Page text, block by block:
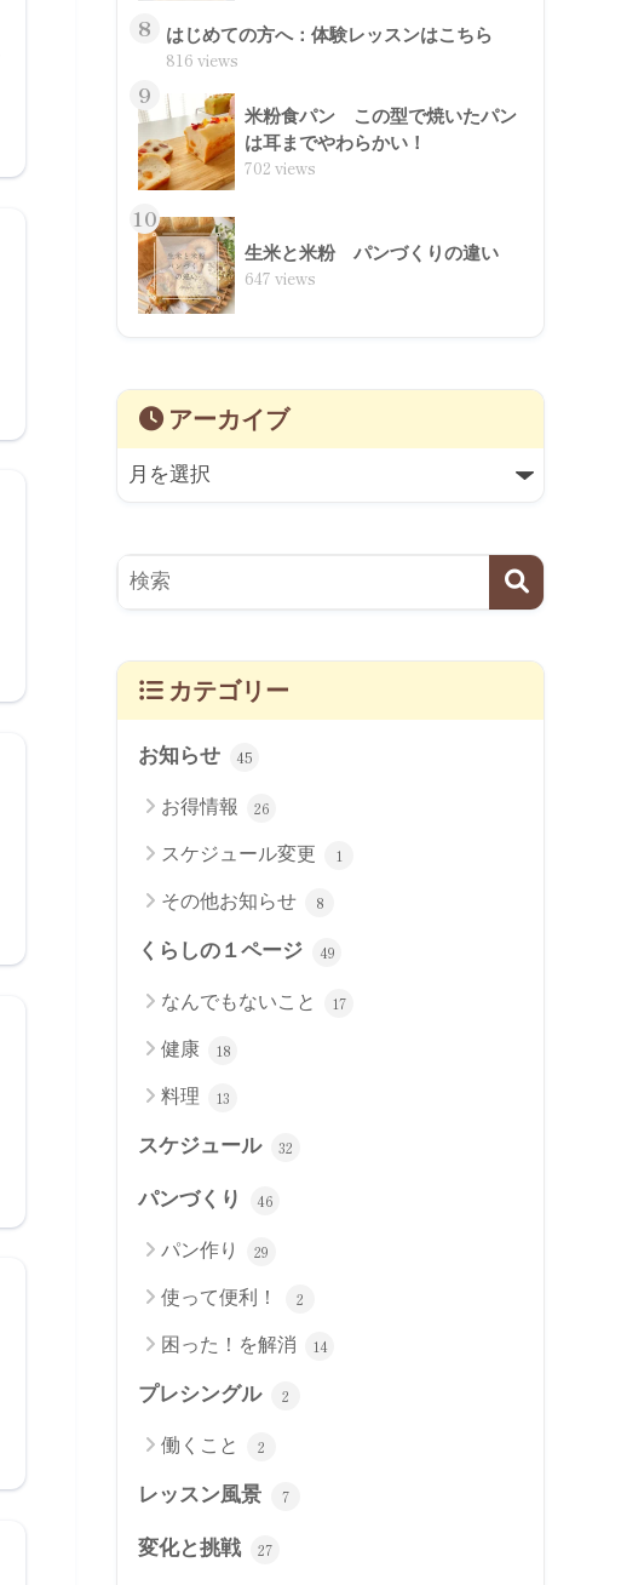
8 はじめての方へ：体験レッスンはこちら
816 views
9
米粉食パン この型で焼いたパン
は耳までやわらかい！
702 views
10
生米と米粉 パンづくりの違い
647 views
アーカイブ
カテゴリー
お知らせ 45
お得情報 26
スケジュール変更 1
その他お知らせ 8
くらしの１ページ 49
なんでもないこと 17
健康 18
料理 13
スケジュール 32
パンづくり 46
パン作り 29
使って便利！ 2
困った！を解消 14
プレシングル 2
働くこと 2
レッスン風景 7
変化と挑戦 27